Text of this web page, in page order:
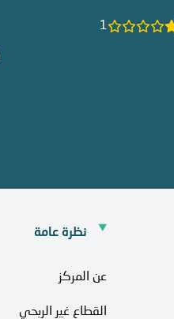
1
نظرة عامة
عن المركز
القطاع غير الربحي